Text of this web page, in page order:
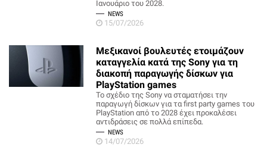
Ιανουάριο του 2028.
NEWS
15/07/2026
Μεξικανοί βουλευτές ετοιμάζουν
καταγγελία κατά της Sony για τη
διακοπή παραγωγής δίσκων για
PlayStation games
Το σχέδιο της Sony να σταματήσει την
παραγωγή δίσκων για τα first party games του
PlayStation από το 2028 έχει προκαλέσει
αντιδράσεις σε πολλά επίπεδα.
NEWS
14/07/2026